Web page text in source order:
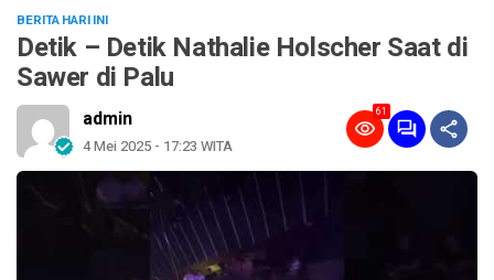
BERITA HARI INI
Detik – Detik Nathalie Holscher Saat di
Sawer di Palu
admin
4 Mei 2025 - 17:23 WITA
61